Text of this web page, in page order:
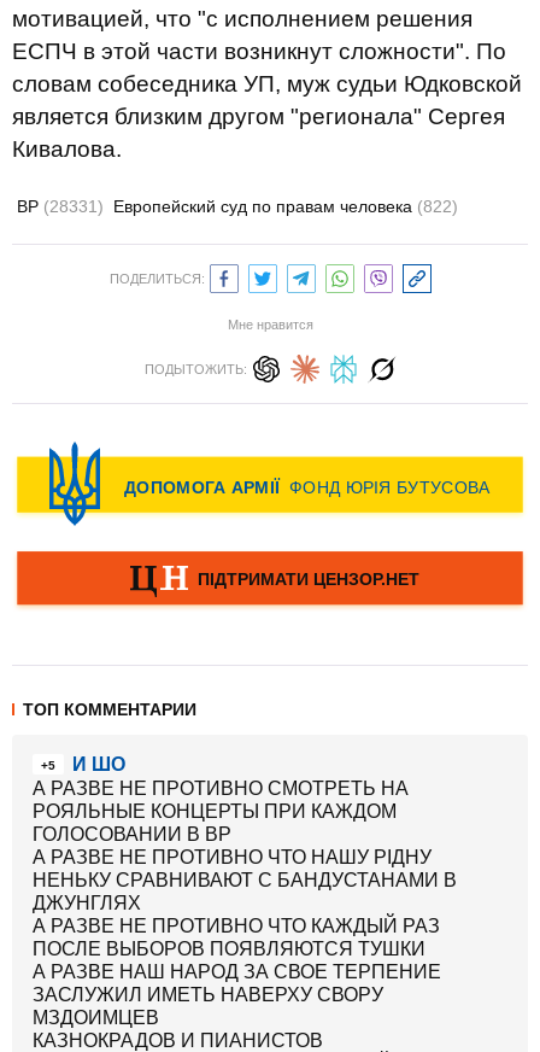
мотивацией, что "с исполнением решения
ЕСПЧ в этой части возникнут сложности". По
словам собеседника УП, муж судьи Юдковской
является близким другом "регионала" Сергея
Кивалова.
ВР (28331) Европейский суд по правам человека (822)
ПОДЕЛИТЬСЯ:
Мне нравится
ПОДЫТОЖИТЬ:
ТОП КОММЕНТАРИИ
+5
И ШО
А РАЗВЕ НЕ ПРОТИВНО СМОТРЕТЬ НА
РОЯЛЬНЫЕ КОНЦЕРТЫ ПРИ КАЖДОМ
ГОЛОСОВАНИИ В ВР
А РАЗВЕ НЕ ПРОТИВНО ЧТО НАШУ РІДНУ
НЕНЬКУ СРАВНИВАЮТ С БАНДУСТАНАМИ В
ДЖУНГЛЯХ
А РАЗВЕ НЕ ПРОТИВНО ЧТО КАЖДЫЙ РАЗ
ПОСЛЕ ВЫБОРОВ ПОЯВЛЯЮТСЯ ТУШКИ
А РАЗВЕ НАШ НАРОД ЗА СВОЕ ТЕРПЕНИЕ
ЗАСЛУЖИЛ ИМЕТЬ НАВЕРХУ СВОРУ
МЗДОИМЦЕВ
КАЗНОКРАДОВ И ПИАНИСТОВ